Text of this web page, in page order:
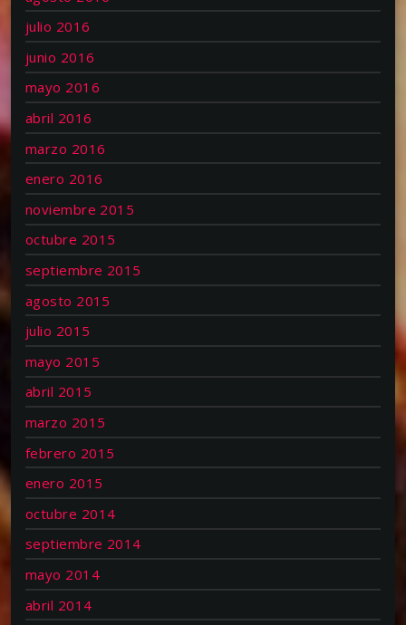
URGABE. Hi bizi hadi, (Elkar 2002)
SOBRINO SOBRADO : -A solas, (1999)
-Trazo 1, (2002)
Sesio Musikaria:
JIMMY BARNATAN. (Rhythm &amp; Blues)
PEDRO MAKAY. (Kantautore eusko- argentinarra)
AINHOA CANTALAPIEDRA. (Pop-rock). OT2ren
irabazlea.
SOUL ACID. (Acid- jazz)
HUTSA. (Bikote Akustikoa).
julio 2016
junio 2016
mayo 2016
abril 2016
marzo 2016
enero 2016
noviembre 2015
octubre 2015
septiembre 2015
agosto 2015
julio 2015
mayo 2015
abril 2015
marzo 2015
febrero 2015
enero 2015
octubre 2014
septiembre 2014
mayo 2014
abril 2014